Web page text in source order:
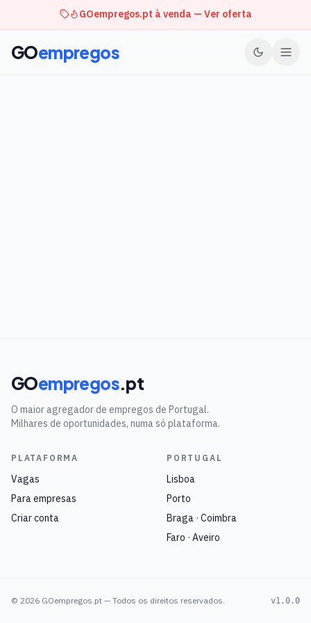
GOempregos.pt à venda — Ver oferta
GOempregos
GOempregos.pt
O maior agregador de empregos de Portugal.
Milhares de oportunidades, numa só plataforma.
PLATAFORMA
Vagas
Para empresas
Criar conta
PORTUGAL
Lisboa
Porto
Braga · Coimbra
Faro · Aveiro
© 2026 GOempregos.pt — Todos os direitos reservados. v1.0.0